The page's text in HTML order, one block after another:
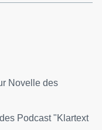
Novelle des
Podcast "Klartext